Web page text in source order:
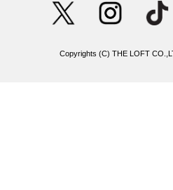
Copyrights (C) THE LOFT